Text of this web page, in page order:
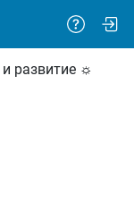
развитие ☼